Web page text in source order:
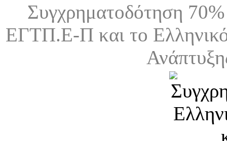
Συγχρηματοδότηση
ΕΓΤΠ.Ε-Π και το